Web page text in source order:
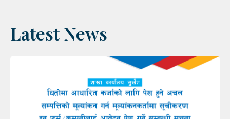
Latest News